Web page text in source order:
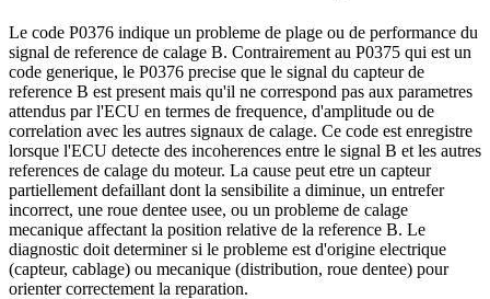
Le code P0376 indique un probleme de plage ou de performance du
signal de reference de calage B. Contrairement au P0375 qui est un
code generique, le P0376 precise que le signal du capteur de
reference B est present mais qu'il ne correspond pas aux parametres
attendus par l'ECU en termes de frequence, d'amplitude ou de
correlation avec les autres signaux de calage. Ce code est enregistre
lorsque l'ECU detecte des incoherences entre le signal B et les autres
references de calage du moteur. La cause peut etre un capteur
partiellement defaillant dont la sensibilite a diminue, un entrefer
incorrect, une roue dentee usee, ou un probleme de calage
mecanique affectant la position relative de la reference B. Le
diagnostic doit determiner si le probleme est d'origine electrique
(capteur, cablage) ou mecanique (distribution, roue dentee) pour
orienter correctement la reparation.